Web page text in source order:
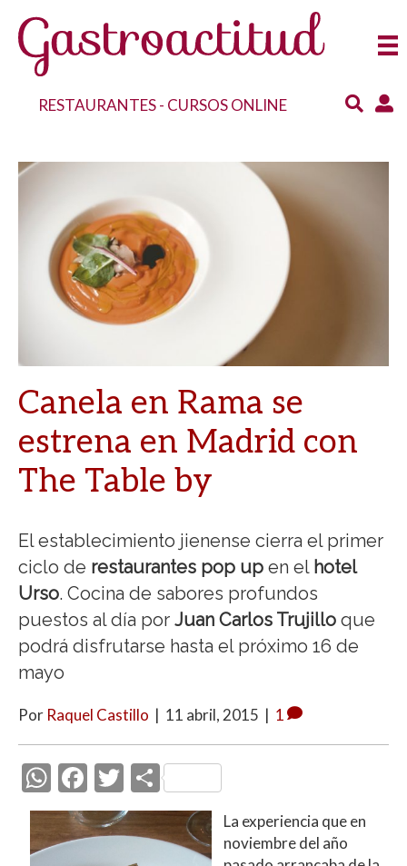
RESTAURANTES- CURSOS ONLINE
Canela en Rama se
estrena en Madrid con
The Table by
El establecimiento jienense cierra el primer
ciclo de restaurantes pop up en el hotel
Urso. Cocina de sabores profundos
puestos al día por Juan Carlos Trujillo que
podrá disfrutarse hasta el próximo 16 de
mayo
Por Raquel Castillo | 11 abril, 2015 | 1
W
h
at
F
ac
e
T
w
itt
C
o
m
La experiencia que en
noviembre del año